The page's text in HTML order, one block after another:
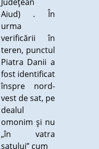
Aiud) . În
urma
verificării în
teren, punctul
Piatra Danii a
fost identificat
înspre nord-
vest de sat, pe
dealul
omonim şi nu
„în vatra
satului” cum